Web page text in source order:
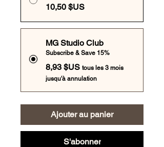
10,50 $US
MG Studio Club
Subscribe & Save 15%
8,93 $US tous les 3 mois
jusqu'à annulation
Ajouter au panier
S'abonner